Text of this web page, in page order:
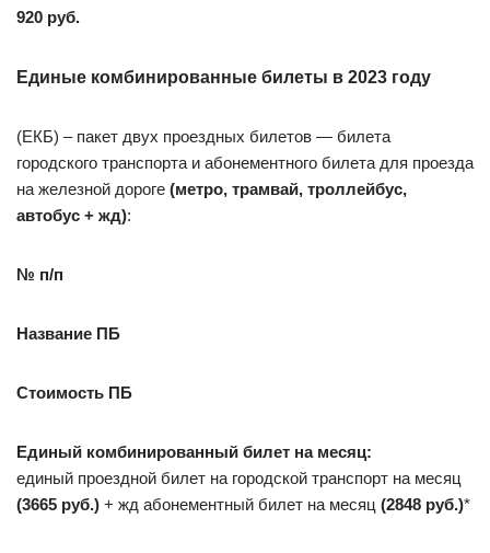
920 руб.
Единые комбинированные билеты в 2023 году
(ЕКБ) – пакет двух проездных билетов — билета
городского транспорта и абонементного билета для проезда
на железной дороге (метро, трамвай, троллейбус,
автобус + жд):
№ п/п
Название ПБ
Стоимость ПБ
Единый комбинированный билет на месяц:
единый проездной билет на городской транспорт на месяц
(3665 руб.) + жд абонементный билет на месяц (2848 руб.)*